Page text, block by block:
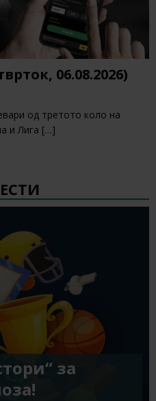
06.08.2026)
од третото коло на
и Лига […]
за